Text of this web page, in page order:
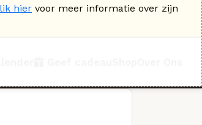
hier voor meer informatie over zijn